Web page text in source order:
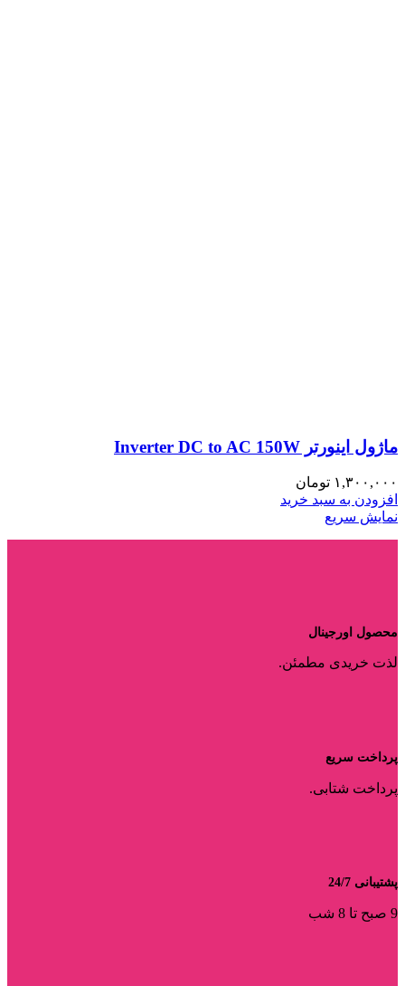
ماژول اینورتر Inverter DC to AC 150W
۱,۳۰۰,۰۰۰ تومان
افزودن به سبد خرید
نمایش سریع
محصول اورجینال
لذت خریدی مطمئن.
پرداخت سریع
پرداخت شتابی.
پشتیبانی 24/7
9 صبح تا 8 شب